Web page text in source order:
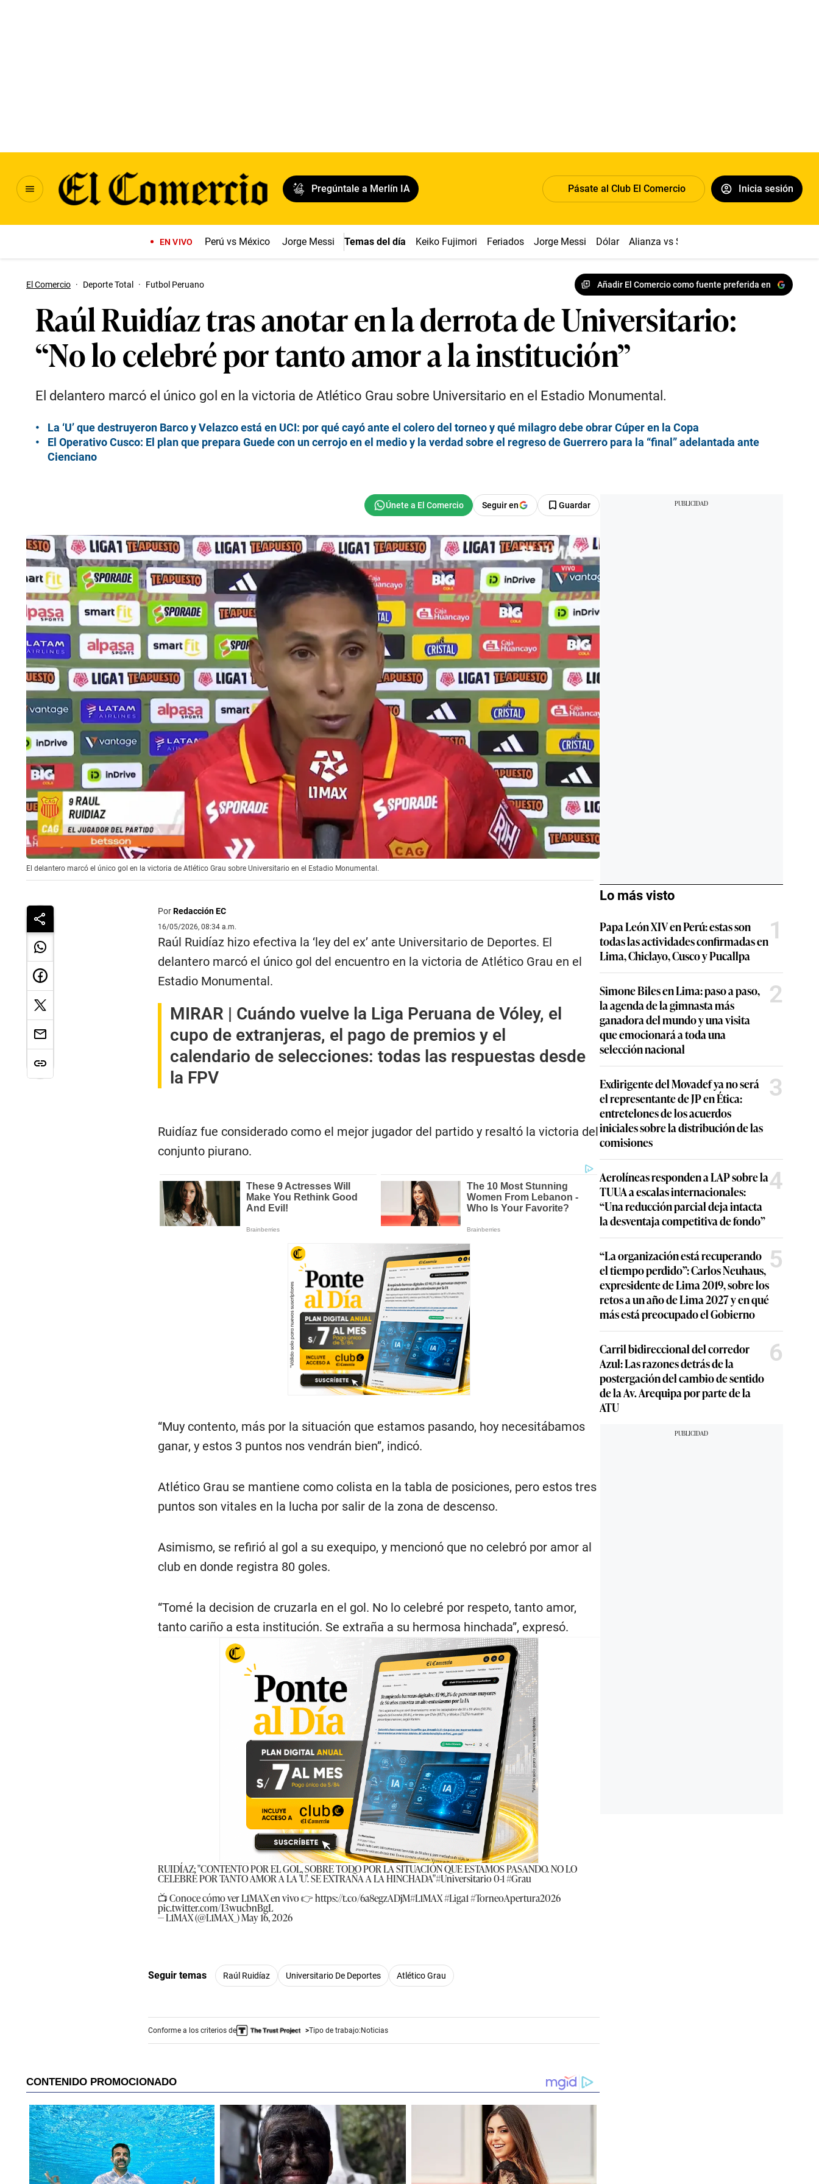
Pregúntale a Merlín IA Pásate al Club El Comercio Inicia sesión
EN VIVO Perú vs México Jorge Messi Temas del día Keiko Fujimori Feriados Jorge Messi Dólar Alianza vs Sport Boys
El Comercio · Deporte Total · Futbol Peruano Añadir El Comercio como fuente preferida en
Raúl Ruidíaz tras anotar en la derrota de Universitario:
“No lo celebré por tanto amor a la institución”
El delantero marcó el único gol en la victoria de Atlético Grau sobre Universitario en el Estadio Monumental.
La ‘U’ que destruyeron Barco y Velazco está en UCI: por qué cayó ante el colero del torneo y qué milagro debe obrar Cúper en la Copa
El Operativo Cusco: El plan que prepara Guede con un cerrojo en el medio y la verdad sobre el regreso de Guerrero para la “final” adelantada ante
Cienciano
Seguir en Guardar
El delantero marcó el único gol en la victoria de Atlético Grau sobre Universitario en el Estadio Monumental.
PorRedacción EC
16/05/2026, 08:34 a.m.
Raúl Ruidíaz hizo efectiva la ‘ley del ex’ ante Universitario de Deportes. El
delantero marcó el único gol del encuentro en la victoria de Atlético Grau en el
Estadio Monumental.
MIRAR | Cuándo vuelve la Liga Peruana de Vóley, el
cupo de extranjeras, el pago de premios y el
calendario de selecciones: todas las respuestas desde
la FPV
Ruidíaz fue considerado como el mejor jugador del partido y resaltó la victoria del
conjunto piurano.
“Muy contento, más por la situación que estamos pasando, hoy necesitábamos
ganar, y estos 3 puntos nos vendrán bien”, indicó.
Atlético Grau se mantiene como colista en la tabla de posiciones, pero estos tres
puntos son vitales en la lucha por salir de la zona de descenso.
Asimismo, se refirió al gol a su exequipo, y mencionó que no celebró por amor al
club en donde registra 80 goles.
“Tomé la decision de cruzarla en el gol. No lo celebré por respeto, tanto amor,
tanto cariño a esta institución. Se extraña a su hermosa hinchada”, expresó.
RUIDÍAZ: "CONTENTO POR EL GOL, SOBRE TODO POR LA SITUACIÓN QUE ESTAMOS PASANDO. NO LO
CELEBRÉ POR TANTO AMOR A LA 'U'. SE EXTRAÑA A LA HINCHADA"#Universitario0-1#Grau
📺 Conoce cómo ver L1MAX en vivo 👉https://t.co/6a8egzADjM#L1MAX#Liga1#TorneoApertura2026
pic.twitter.com/I3wucbnBgL
— L1MAX (@L1MAX_)May 16, 2026
Seguir temas Raúl Ruidíaz Universitario De Deportes Atlético Grau
Conforme a los criterios de Tipo de trabajo: Noticias
Lo más visto
Papa León XIV en Perú: estas son
todas las actividades confirmadas en
Lima, Chiclayo, Cusco y Pucallpa
1
Simone Biles en Lima: paso a paso,
la agenda de la gimnasta más
ganadora del mundo y una visita
que emocionará a toda una
selección nacional
2
Exdirigente del Movadef ya no será
el representante de JP en Ética:
entretelones de los acuerdos
iniciales sobre la distribución de las
comisiones
3
Aerolíneas responden a LAP sobre la
TUUA a escalas internacionales:
“Una reducción parcial deja intacta
la desventaja competitiva de fondo”
4
“La organización está recuperando
el tiempo perdido”: Carlos Neuhaus,
expresidente de Lima 2019, sobre los
retos a un año de Lima 2027 y en qué
más está preocupado el Gobierno
5
Carril bidireccional del corredor
Azul: Las razones detrás de la
postergación del cambio de sentido
de la Av. Arequipa por parte de la
ATU
6